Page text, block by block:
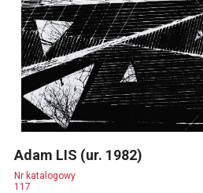
Adam LIS (ur. 1982)
Nr katalogowy
117